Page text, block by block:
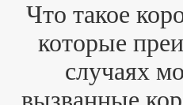
Что такое
которые
случаях